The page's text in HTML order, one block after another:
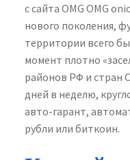
с сайта OMG OMG
нового поколения,
территории всего
момент плотно
районов РФ и стран
дней в неделю,
авто-гарант,
рубли или биткоин.